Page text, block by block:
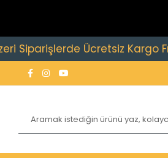
Ücretsiz Kargo Fırsatı!